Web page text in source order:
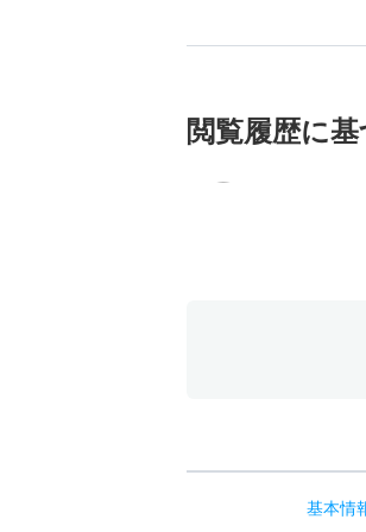
閲覧履歴に基
基本情